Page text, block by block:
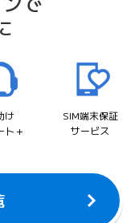
け
ト＋
SIM端末保証
サービス